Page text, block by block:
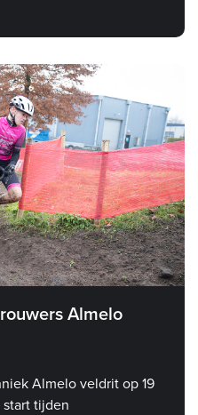
Almelo
Almelo veldrit op 19
tijden